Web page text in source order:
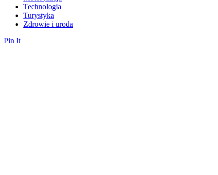
Technologia
Turystyka
Zdrowie i uroda
Pin It